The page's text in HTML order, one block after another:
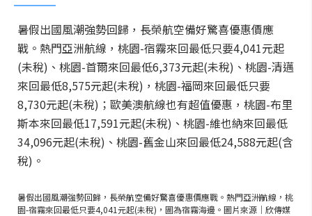
暑假出國風潮強勢回歸，長榮航空備好驚喜優惠價應
戰。熱門亞洲航線，桃園-宿霧來回最低只要4,041元起
(未稅)、桃園-首爾來回最低6,373元起(未稅)、桃園-清邁
來回最低8,575元起(未稅)，桃園-福岡來回最低只要
8,730元起(未稅)；歐美澳航線也有超值優惠，桃園-布里
斯本來回最低17,591元起(未稅)、桃園-維也納來回最低
34,096元起(未稅)、桃園-舊金山來回最低24,588元起(含
稅)。
暑假出國風潮強勢回歸，長榮航空備好驚喜優惠價應戰。熱門亞洲航線，桃
園-宿霧來回最低只要4,041元起(未稅)，圖為宿霧海邊。圖片來源｜欣傳媒